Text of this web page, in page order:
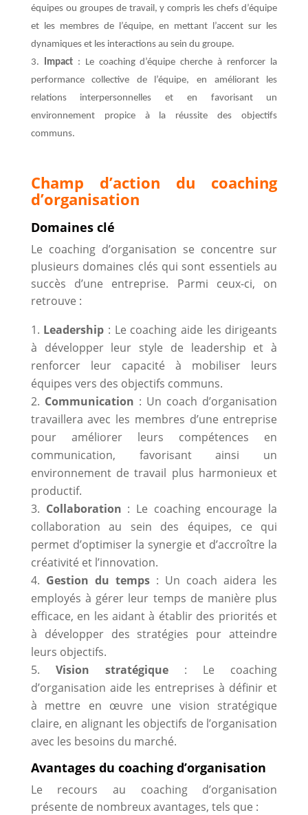
équipes ou groupes de travail, y compris les chefs d’équipe
et les membres de l’équipe, en mettant l’accent sur les
dynamiques et les interactions au sein du groupe.
Impact: Le coaching d’équipe cherche à renforcer la
performance collective de l’équipe, en améliorant les
relations interpersonnelles et en favorisant un
environnement propice à la réussite des objectifs
communs.
Champ d’action du coaching
d’organisation
Domaines clé
Le coaching d’organisation se concentre sur
plusieurs domaines clés qui sont essentiels au
succès d’une entreprise. Parmi ceux-ci, on
retrouve :
Leadership : Le coaching aide les dirigeants
à développer leur style de leadership et à
renforcer leur capacité à mobiliser leurs
équipes vers des objectifs communs.
Communication : Un coach d’organisation
travaillera avec les membres d’une entreprise
pour améliorer leurs compétences en
communication, favorisant ainsi un
environnement de travail plus harmonieux et
productif.
Collaboration : Le coaching encourage la
collaboration au sein des équipes, ce qui
permet d’optimiser la synergie et d’accroître la
créativité et l’innovation.
Gestion du temps: Un coach aidera les
employés à gérer leur temps de manière plus
efficace, en les aidant à établir des priorités et
à développer des stratégies pour atteindre
leurs objectifs.
Vision stratégique: Le coaching
d’organisation aide les entreprises à définir et
à mettre en œuvre une vision stratégique
claire, en alignant les objectifs de l’organisation
avec les besoins du marché.
Avantages du coaching d’organisation
Le recours au coaching d’organisation
présente de nombreux avantages, tels que :